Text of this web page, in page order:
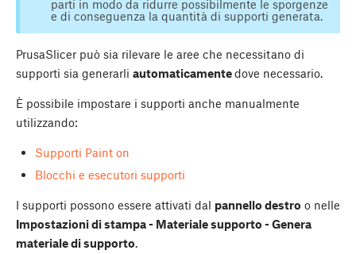
parti in modo da ridurre possibilmente le sporgenze
e di conseguenza la quantità di supporti generata.
PrusaSlicer può sia rilevare le aree che necessitano di
supporti sia generarli automaticamentedove necessario.
È possibile impostare i supporti anche manualmente
utilizzando:
Supporti Paint on
Blocchi e esecutori supporti
I supporti possono essere attivati dal pannello destro o nelle
Impostazioni di stampa - Materiale supporto - Genera
materiale di supporto.